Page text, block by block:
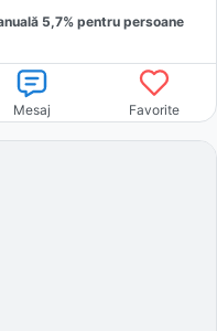
5,7% pentru persoane
Mesaj Favorite